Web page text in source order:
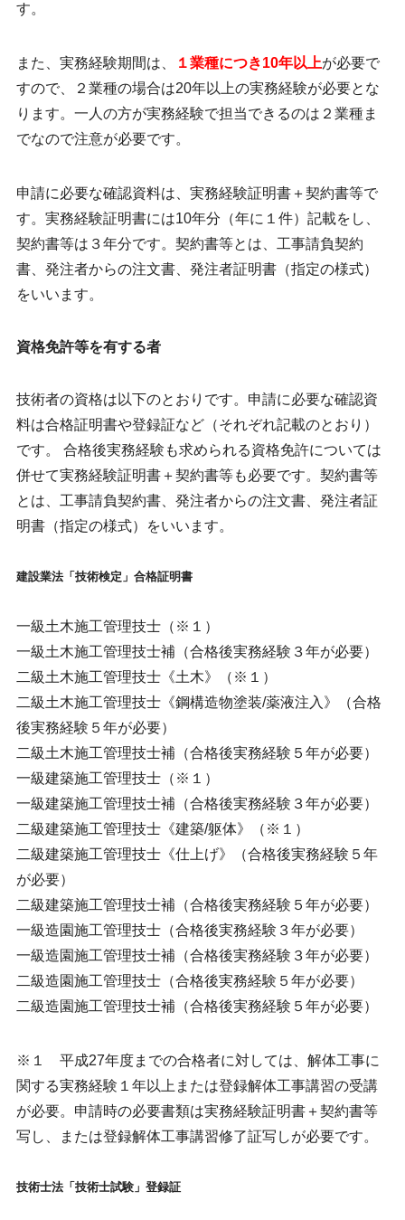
す。
また、実務経験期間は、 １業種につき10年以上が必要で
すので、２業種の場合は20年以上の実務経験が必要とな
ります。一人の方が実務経験で担当できるのは２業種ま
でなので注意が必要です。
申請に必要な確認資料は、実務経験証明書＋契約書等で
す。実務経験証明書には10年分（年に１件）記載をし、
契約書等は３年分です。契約書等とは、工事請負契約
書、発注者からの注文書、発注者証明書（指定の様式）
をいいます。
資格免許等を有する者
技術者の資格は以下のとおりです。申請に必要な確認資
料は合格証明書や登録証など（それぞれ記載のとおり）
です。 合格後実務経験も求められる資格免許については
併せて実務経験証明書＋契約書等も必要です。契約書等
とは、工事請負契約書、発注者からの注文書、発注者証
明書（指定の様式）をいいます。
建設業法「技術検定」合格証明書
一級土木施工管理技士（※１）
一級土木施工管理技士補（合格後実務経験３年が必要）
二級土木施工管理技士《土木》（※１）
二級土木施工管理技士《鋼構造物塗装/薬液注入》（合格
後実務経験５年が必要）
二級土木施工管理技士補（合格後実務経験５年が必要）
一級建築施工管理技士（※１）
一級建築施工管理技士補（合格後実務経験３年が必要）
二級建築施工管理技士《建築/躯体》（※１）
二級建築施工管理技士《仕上げ》（合格後実務経験５年
が必要）
二級建築施工管理技士補（合格後実務経験５年が必要）
一級造園施工管理技士（合格後実務経験３年が必要）
一級造園施工管理技士補（合格後実務経験３年が必要）
二級造園施工管理技士（合格後実務経験５年が必要）
二級造園施工管理技士補（合格後実務経験５年が必要）
※１ 平成27年度までの合格者に対しては、解体工事に
関する実務経験１年以上または登録解体工事講習の受講
が必要。申請時の必要書類は実務経験証明書＋契約書等
写し、または登録解体工事講習修了証写しが必要です。
技術士法「技術士試験」登録証